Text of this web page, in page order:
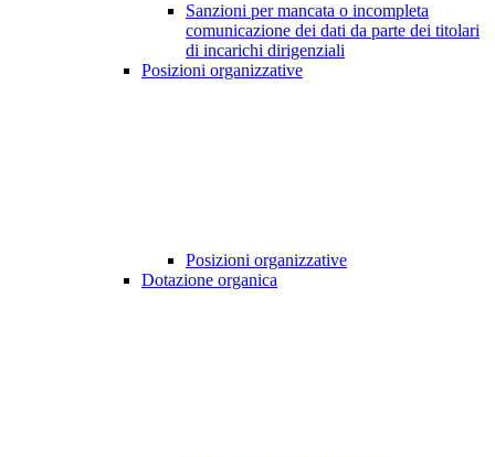
Sanzioni per mancata o incompleta
comunicazione dei dati da parte dei titolari
di incarichi dirigenziali
Posizioni organizzative
Posizioni organizzative
Dotazione organica